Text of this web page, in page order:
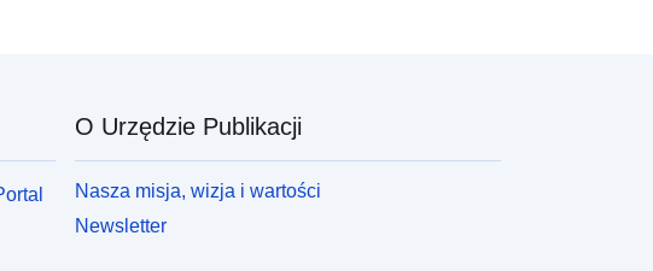
O Urzędzie Publikacji
Nasza misja, wizja i wartości
Newsletter